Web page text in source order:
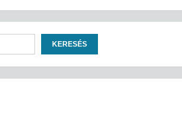
KERESÉS